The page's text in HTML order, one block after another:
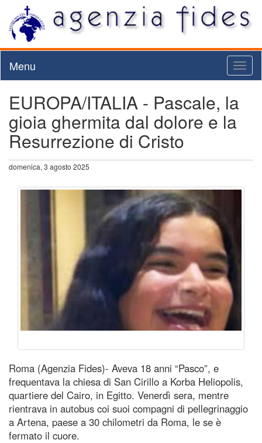
Menu
EUROPA/ITALIA - Pascale, la
gioia ghermita dal dolore e la
Resurrezione di Cristo
domenica, 3 agosto 2025
Roma (Agenzia Fides)- Aveva 18 anni “Pasco”, e
frequentava la chiesa di San Cirillo a Korba Heliopolis,
quartiere del Cairo, in Egitto. Venerdì sera, mentre
rientrava in autobus coi suoi compagni di pellegrinaggio
a Artena, paese a 30 chilometri da Roma, le se è
fermato il cuore.